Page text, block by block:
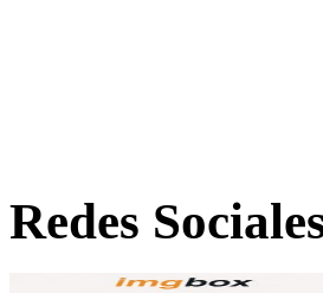
Redes